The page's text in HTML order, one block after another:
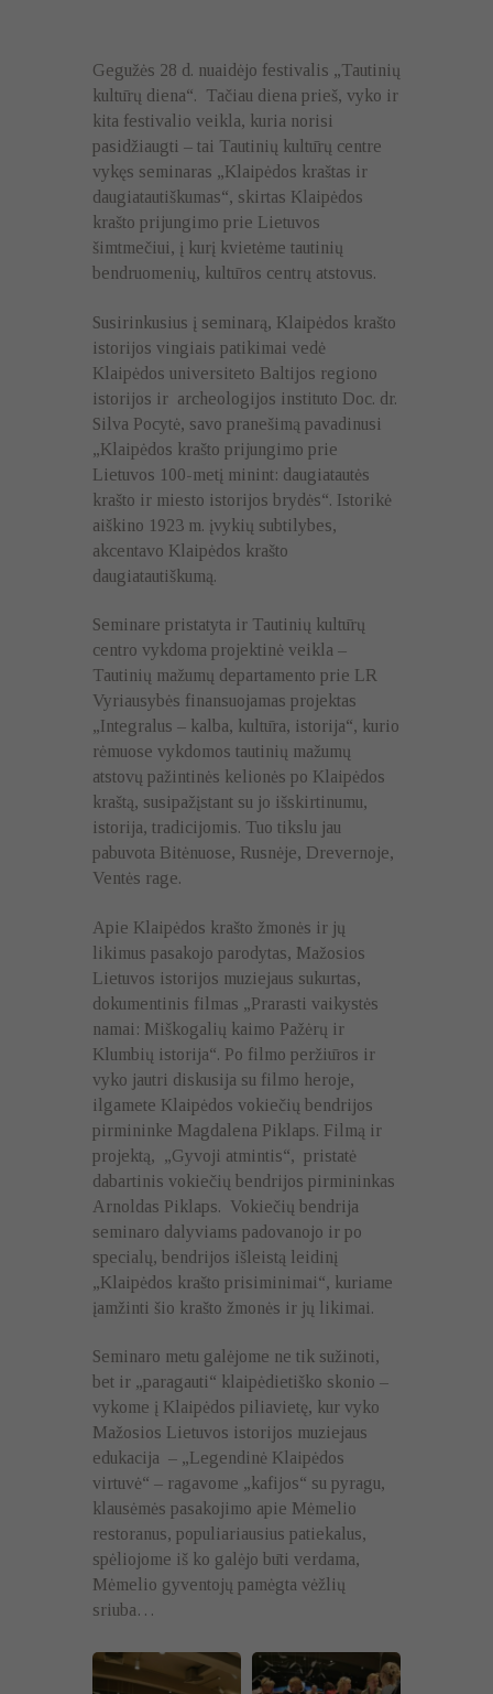
Gegužės 28 d. nuaidėjo festivalis „Tautinių
kultūrų diena“. Tačiau diena prieš, vyko ir
kita festivalio veikla, kuria norisi
pasidžiaugti – tai Tautinių kultūrų centre
vykęs seminaras „Klaipėdos kraštas ir
daugiatautiškumas“, skirtas Klaipėdos
krašto prijungimo prie Lietuvos
šimtmečiui, į kurį kvietėme tautinių
bendruomenių, kultūros centrų atstovus.
Susirinkusius į seminarą, Klaipėdos krašto
istorijos vingiais patikimai vedė
Klaipėdos universiteto Baltijos regiono
istorijos ir archeologijos instituto Doc. dr.
Silva Pocytė, savo pranešimą pavadinusi
„Klaipėdos krašto prijungimo prie
Lietuvos 100-metį minint: daugiatautės
krašto ir miesto istorijos brydės“. Istorikė
aiškino 1923 m. įvykių subtilybes,
akcentavo Klaipėdos krašto
daugiatautiškumą.
Seminare pristatyta ir Tautinių kultūrų
centro vykdoma projektinė veikla –
Tautinių mažumų departamento prie LR
Vyriausybės finansuojamas projektas
„Integralus – kalba, kultūra, istorija“, kurio
rėmuose vykdomos tautinių mažumų
atstovų pažintinės kelionės po Klaipėdos
kraštą, susipažįstant su jo išskirtinumu,
istorija, tradicijomis. Tuo tikslu jau
pabuvota Bitėnuose, Rusnėje, Drevernoje,
Ventės rage.
Apie Klaipėdos krašto žmonės ir jų
likimus pasakojo parodytas, Mažosios
Lietuvos istorijos muziejaus sukurtas,
dokumentinis filmas „Prarasti vaikystės
namai: Miškogalių kaimo Pažėrų ir
Klumbių istorija“. Po filmo peržiūros ir
vyko jautri diskusija su filmo heroje,
ilgamete Klaipėdos vokiečių bendrijos
pirmininke Magdalena Piklaps. Filmą ir
projektą, „Gyvoji atmintis“, pristatė
dabartinis vokiečių bendrijos pirmininkas
Arnoldas Piklaps. Vokiečių bendrija
seminaro dalyviams padovanojo ir po
specialų, bendrijos išleistą leidinį
„Klaipėdos krašto prisiminimai“, kuriame
įamžinti šio krašto žmonės ir jų likimai.
Seminaro metu galėjome ne tik sužinoti,
bet ir „paragauti“ klaipėdietiško skonio –
vykome į Klaipėdos piliavietę, kur vyko
Mažosios Lietuvos istorijos muziejaus
edukacija – „Legendinė Klaipėdos
virtuvė“ – ragavome „kafijos“ su pyragu,
klausėmės pasakojimo apie Mėmelio
restoranus, populiariausius patiekalus,
spėliojome iš ko galėjo būti verdama,
Mėmelio gyventojų pamėgta vėžlių
sriuba…